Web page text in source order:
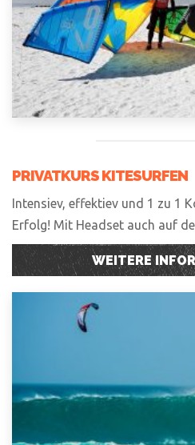
PRIVATKURS KITESURFEN
Intensiev, effektiev und 1 zu 1
Erfolg! Mit Headset auch auf
WEITERE